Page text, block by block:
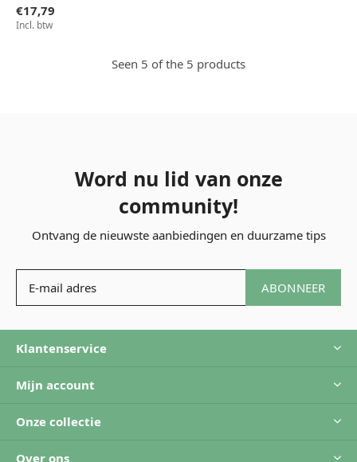
€17,79
Incl. btw
Seen 5 of the 5 products
Word nu lid van onze
community!
Ontvang de nieuwste aanbiedingen en duurzame tips
ABONNEER
Klantenservice
Mijn account
Onze collectie
Over ons